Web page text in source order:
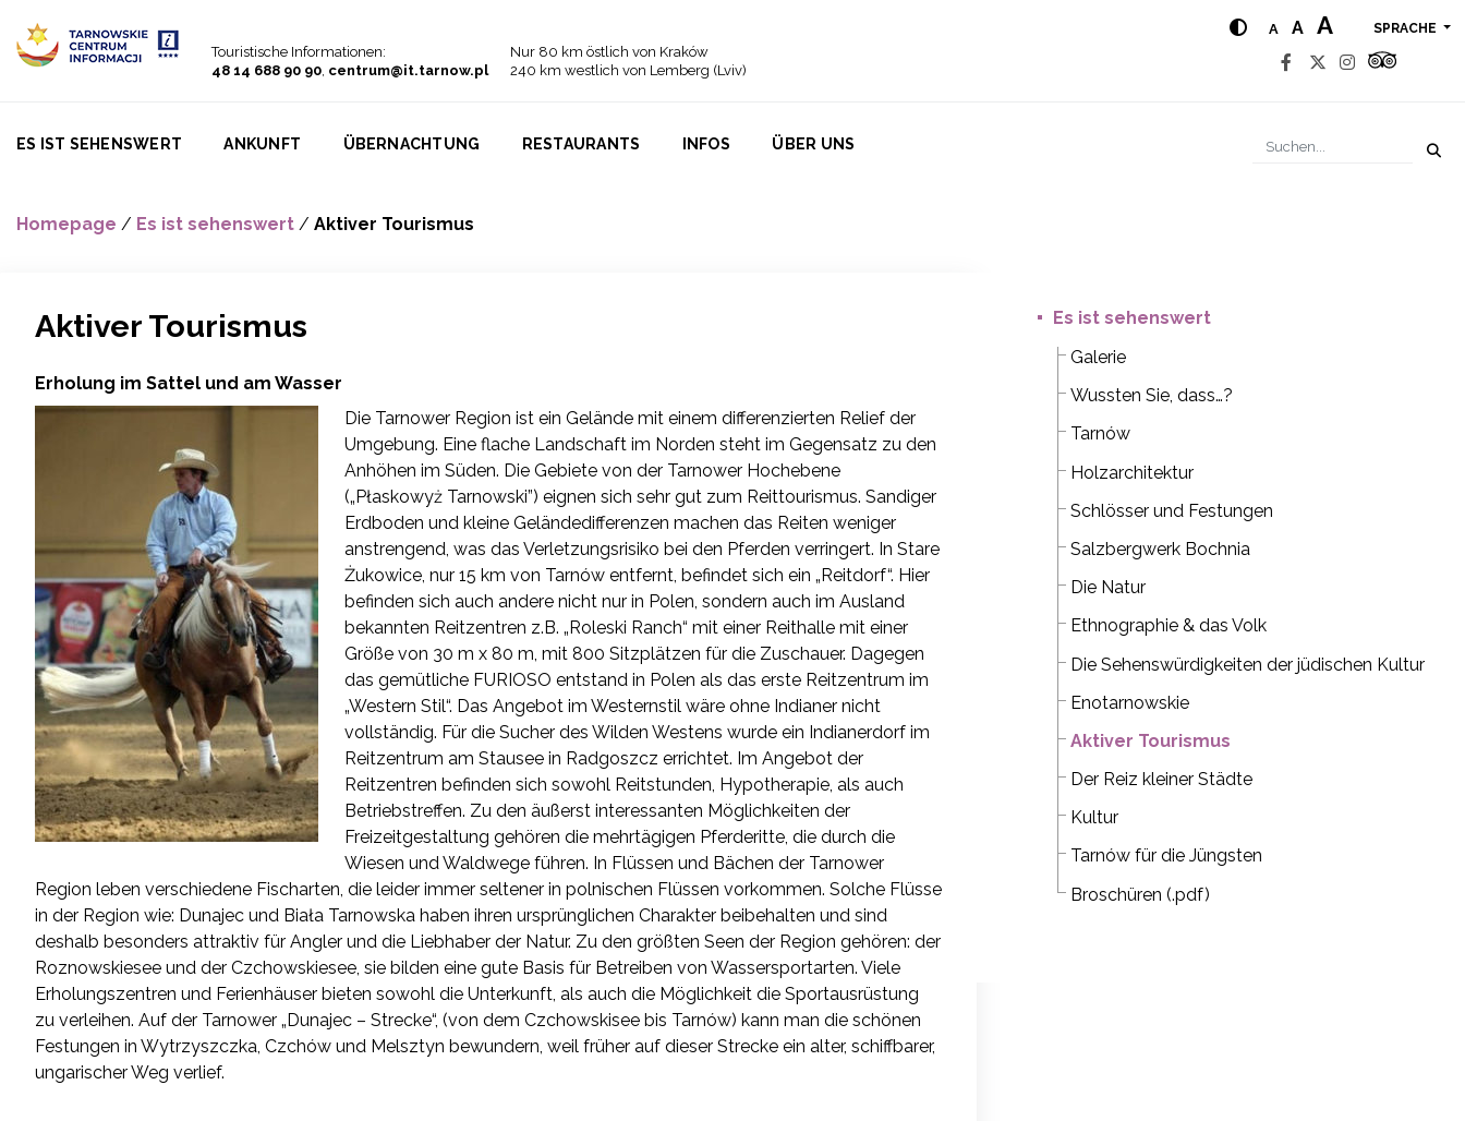
Touristische Informationen:
48 14 688 90 90, centrum@it.tarnow.pl
Nur 80 km östlich von Kraków
240 km westlich von Lemberg (Lviv)
A A A SPRACHE
ES IST SEHENSWERT ANKUNFT ÜBERNACHTUNG RESTAURANTS INFOS ÜBER UNS
Homepage / Es ist sehenswert / Aktiver Tourismus
Aktiver Tourismus
Erholung im Sattel und am Wasser
Die Tarnower Region ist ein Gelände mit einem differenzierten Relief der
Umgebung. Eine flache Landschaft im Norden steht im Gegensatz zu den
Anhöhen im Süden. Die Gebiete von der Tarnower Hochebene
(„Płaskowyż Tarnowski”) eignen sich sehr gut zum Reittourismus. Sandiger
Erdboden und kleine Geländedifferenzen machen das Reiten weniger
anstrengend, was das Verletzungsrisiko bei den Pferden verringert. In Stare
Żukowice, nur 15 km von Tarnów entfernt, befindet sich ein „Reitdorf“. Hier
befinden sich auch andere nicht nur in Polen, sondern auch im Ausland
bekannten Reitzentren z.B. „Roleski Ranch“ mit einer Reithalle mit einer
Größe von 30 m x 80 m, mit 800 Sitzplätzen für die Zuschauer. Dagegen
das gemütliche FURIOSO entstand in Polen als das erste Reitzentrum im
„Western Stil“. Das Angebot im Westernstil wäre ohne Indianer nicht
vollständig. Für die Sucher des Wilden Westens wurde ein Indianerdorf im
Reitzentrum am Stausee in Radgoszcz errichtet. Im Angebot der
Reitzentren befinden sich sowohl Reitstunden, Hypotherapie, als auch
Betriebstreffen. Zu den äußerst interessanten Möglichkeiten der
Freizeitgestaltung gehören die mehrtägigen Pferderitte, die durch die
Wiesen und Waldwege führen. In Flüssen und Bächen der Tarnower
Region leben verschiedene Fischarten, die leider immer seltener in polnischen Flüssen vorkommen. Solche Flüsse
in der Region wie: Dunajec und Biała Tarnowska haben ihren ursprünglichen Charakter beibehalten und sind
deshalb besonders attraktiv für Angler und die Liebhaber der Natur. Zu den größten Seen der Region gehören: der
Roznowskiesee und der Czchowskiesee, sie bilden eine gute Basis für Betreiben von Wassersportarten. Viele
Erholungszentren und Ferienhäuser bieten sowohl die Unterkunft, als auch die Möglichkeit die Sportausrüstung
zu verleihen. Auf der Tarnower „Dunajec – Strecke“, (von dem Czchowskisee bis Tarnów) kann man die schönen
Festungen in Wytrzyszczka, Czchów und Melsztyn bewundern, weil früher auf dieser Strecke ein alter, schiffbarer,
ungarischer Weg verlief.
Es ist sehenswert
Galerie
Wussten Sie, dass…?
Tarnów
Holzarchitektur
Schlösser und Festungen
Salzbergwerk Bochnia
Die Natur
Ethnographie & das Volk
Die Sehenswürdigkeiten der jüdischen Kultur
Enotarnowskie
Aktiver Tourismus
Der Reiz kleiner Städte
Kultur
Tarnów für die Jüngsten
Broschüren (.pdf)